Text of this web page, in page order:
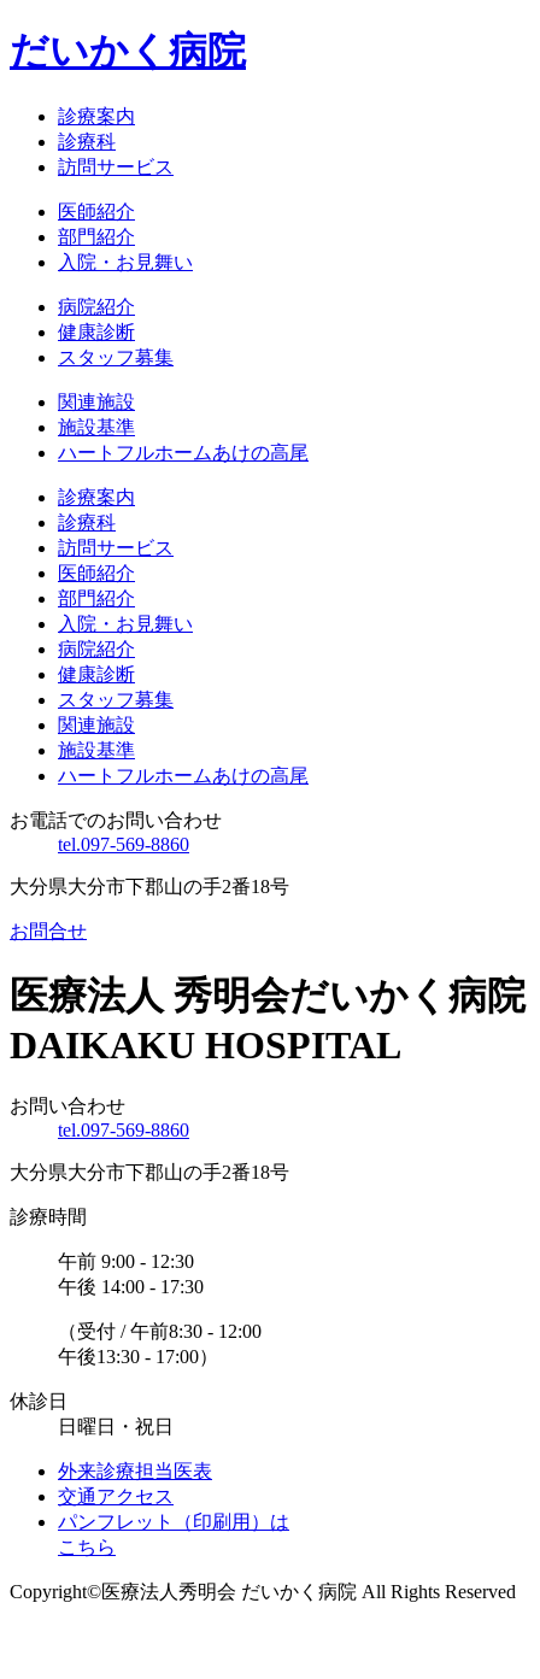
だいかく病院
診療案内
診療科
訪問サービス
医師紹介
部門紹介
入院・お見舞い
病院紹介
健康診断
スタッフ募集
関連施設
施設基準
ハートフルホームあけの高尾
診療案内
診療科
訪問サービス
医師紹介
部門紹介
入院・お見舞い
病院紹介
健康診断
スタッフ募集
関連施設
施設基準
ハートフルホームあけの高尾
お電話でのお問い合わせ
tel.097-569-8860
大分県大分市下郡山の手2番18号
お問合せ
医療法人 秀明会だいかく病院
DAIKAKU HOSPITAL
お問い合わせ
tel.097-569-8860
大分県大分市下郡山の手2番18号
診療時間
午前 9:00 - 12:30
午後 14:00 - 17:30
（受付 / 午前8:30 - 12:00
午後13:30 - 17:00）
休診日
日曜日・祝日
外来診療担当医表
交通アクセス
パンフレット（印刷用）は
こちら
Copyright©医療法人秀明会 だいかく病院 All Rights Reserved